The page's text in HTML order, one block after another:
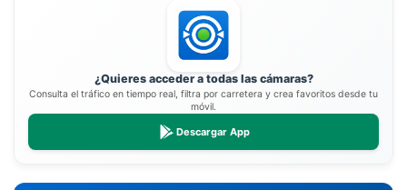
¿Quieres acceder a todas las cámaras?
Consulta el tráfico en tiempo real, filtra por carretera y crea favoritos desde tu
móvil.
Descargar App